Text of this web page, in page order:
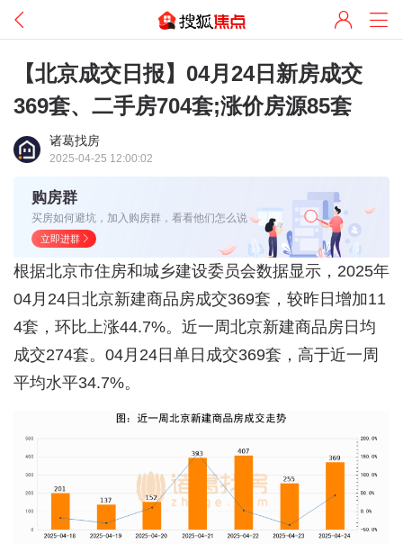
【北京成交日报】04月24日新房成交
369套、二手房704套;涨价房源85套
诸葛找房
2025-04-25 12:00:02
购房群
买房如何避坑，加入购房群，看看他们怎么说
立即进群
根据北京市住房和城乡建设委员会数据显示，2025年
04月24日北京新建商品房成交369套，较昨日增加11
4套，环比上涨44.7%。近一周北京新建商品房日均
成交274套。04月24日单日成交369套，高于近一周
平均水平34.7%。